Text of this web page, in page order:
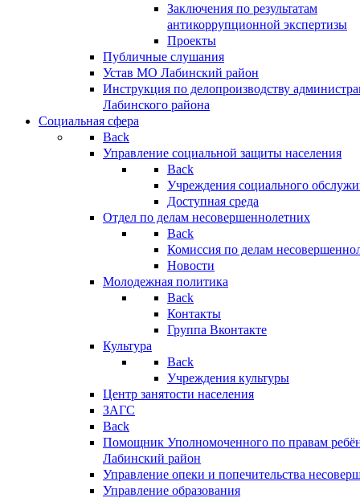
Заключения по результатам
антикоррупционной экспертизы
Проекты
Публичные слушания
Устав МО Лабинский район
Инструкция по делопроизводству
Лабинского района
Социальная сфера
Back
Управление социальной защиты населения
Back
Учреждения социального
Доступная среда
Отдел по делам несовершеннолетних
Back
Комиссия по делам
Новости
Молодежная политика
Back
Контакты
Группа Вконтакте
Культура
Back
Учреждения культуры
Центр занятости населения
ЗАГС
Back
Помощник Уполномоченного по правам
Лабинский район
Управление опеки и попечительства
Управление образования